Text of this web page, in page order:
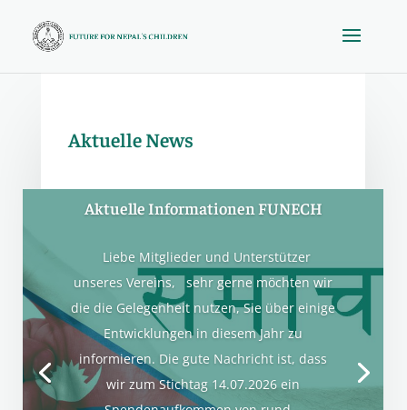
Aktuelle News
Aktuelle Informationen FUNECH
Liebe Mitglieder und Unterstützer
unseres Vereins, sehr gerne möchten wir
die die Gelegenheit nutzen, Sie über einige
Entwicklungen in diesem Jahr zu
informieren. Die gute Nachricht ist, dass
wir zum Stichtag 14.07.2026 ein